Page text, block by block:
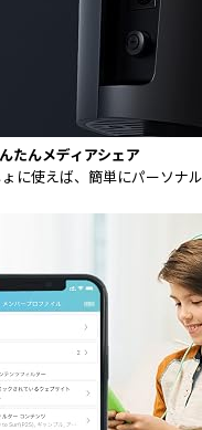
たんメディアシェア
に使えば、簡単にパーソナ